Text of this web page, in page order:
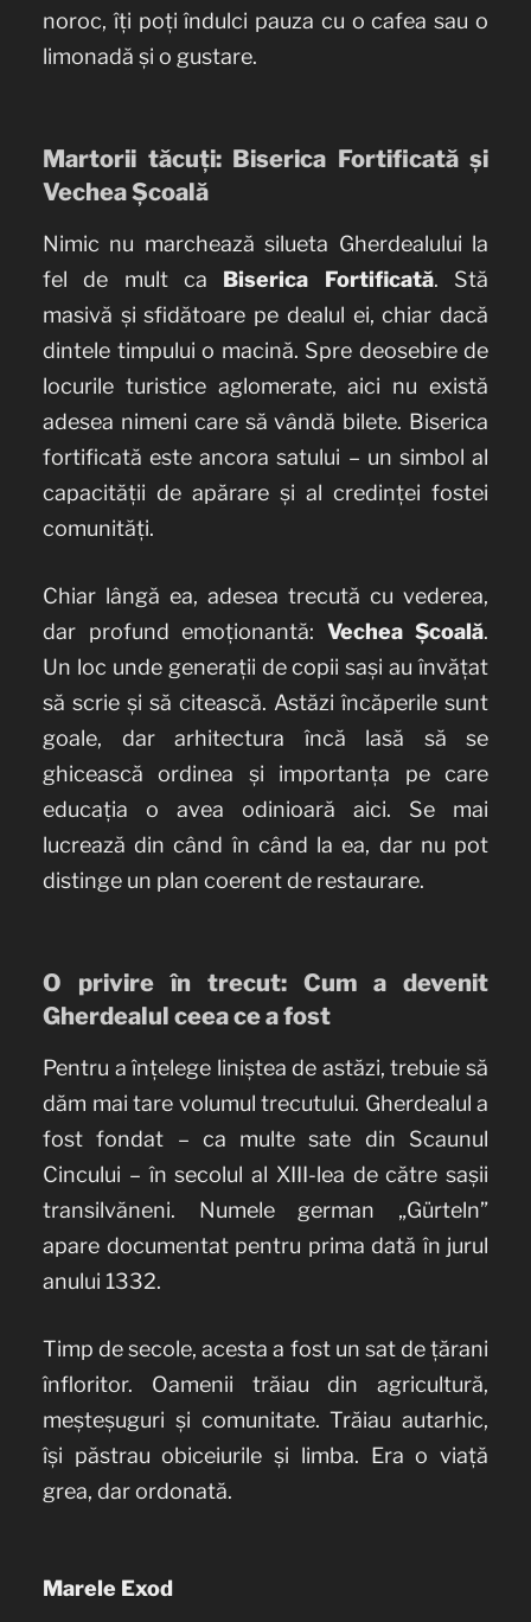
noroc, îți poți îndulci pauza cu o cafea sau o
limonadă și o gustare.
Martorii tăcuți: Biserica Fortificată și
Vechea Școală
Nimic nu marchează silueta Gherdealului la
fel de mult ca Biserica Fortificată. Stă
masivă și sfidătoare pe dealul ei, chiar dacă
dintele timpului o macină. Spre deosebire de
locurile turistice aglomerate, aici nu există
adesea nimeni care să vândă bilete. Biserica
fortificată este ancora satului – un simbol al
capacității de apărare și al credinței fostei
comunități.
Chiar lângă ea, adesea trecută cu vederea,
dar profund emoționantă: Vechea Școală.
Un loc unde generații de copii sași au învățat
să scrie și să citească. Astăzi încăperile sunt
goale, dar arhitectura încă lasă să se
ghicească ordinea și importanța pe care
educația o avea odinioară aici. Se mai
lucrează din când în când la ea, dar nu pot
distinge un plan coerent de restaurare.
O privire în trecut: Cum a devenit
Gherdealul ceea ce a fost
Pentru a înțelege liniștea de astăzi, trebuie să
dăm mai tare volumul trecutului. Gherdealul a
fost fondat – ca multe sate din Scaunul
Cincului – în secolul al XIII-lea de către sașii
transilvăneni. Numele german „Gürteln”
apare documentat pentru prima dată în jurul
anului 1332.
Timp de secole, acesta a fost un sat de țărani
înfloritor. Oamenii trăiau din agricultură,
meșteșuguri și comunitate. Trăiau autarhic,
își păstrau obiceiurile și limba. Era o viață
grea, dar ordonată.
Marele Exod